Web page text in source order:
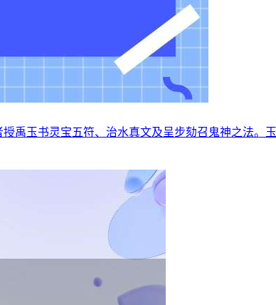
禹玉书灵宝五符、治水真文及呈步劾召鬼神之法。